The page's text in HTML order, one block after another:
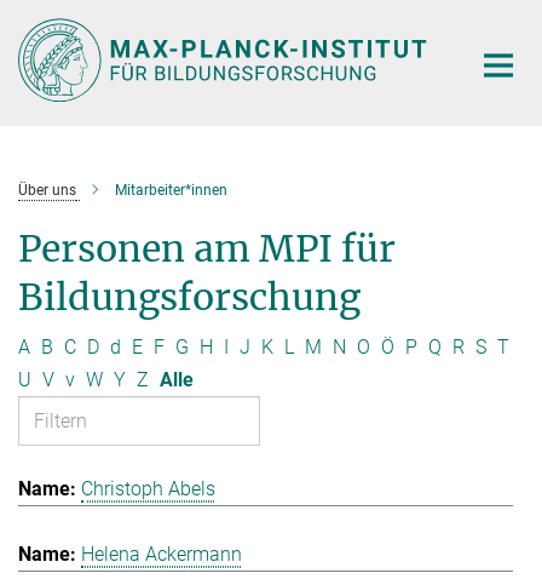
Hauptinhalt
Über uns Mitarbeiter*innen
Personen am MPI für
Bildungsforschung
A B C D d E F G H I J K L M N O Ö P Q R S T
U V v W Y Z Alle
Christoph Abels
Helena Ackermann